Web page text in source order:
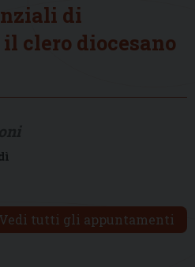
di
clero diocesano
Vedi tutti gli appuntamenti